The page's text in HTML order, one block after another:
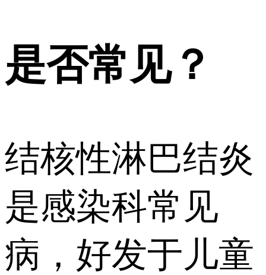
是否常见？
结核性淋巴结炎
是感染科常见
病，好发于儿童